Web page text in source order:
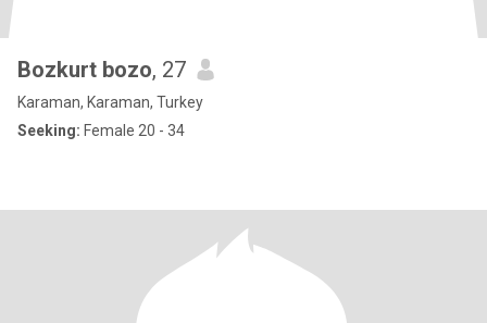
Bozkurt bozo, 27
Karaman, Karaman, Turkey
Seeking: Female 20 - 34